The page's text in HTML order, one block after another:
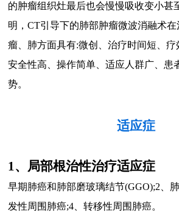
的肿瘤组织灶最后也会慢慢吸收变小甚
明，CT引导下的肺部肿瘤微波消融术
瘤、肺方面具有:微创、治疗时间短、疗
安全性高、操作简单、适应人群广、患
势。
适应症
1、局部根治性治疗适应症
早期肺癌和肺部磨玻璃结节(GGO);2、
发性周围肺癌;4、转移性周围肺癌。